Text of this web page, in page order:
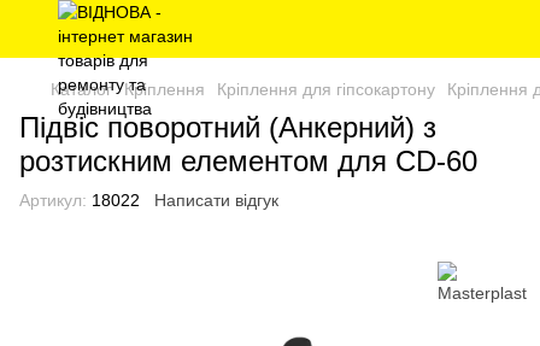
Каталог Кріплення Кріплення для гіпсокартону Кріплення
Підвіс поворотний (Анкерний) з
розтискним елементом для CD-60
Артикул: 18022 Написати відгук